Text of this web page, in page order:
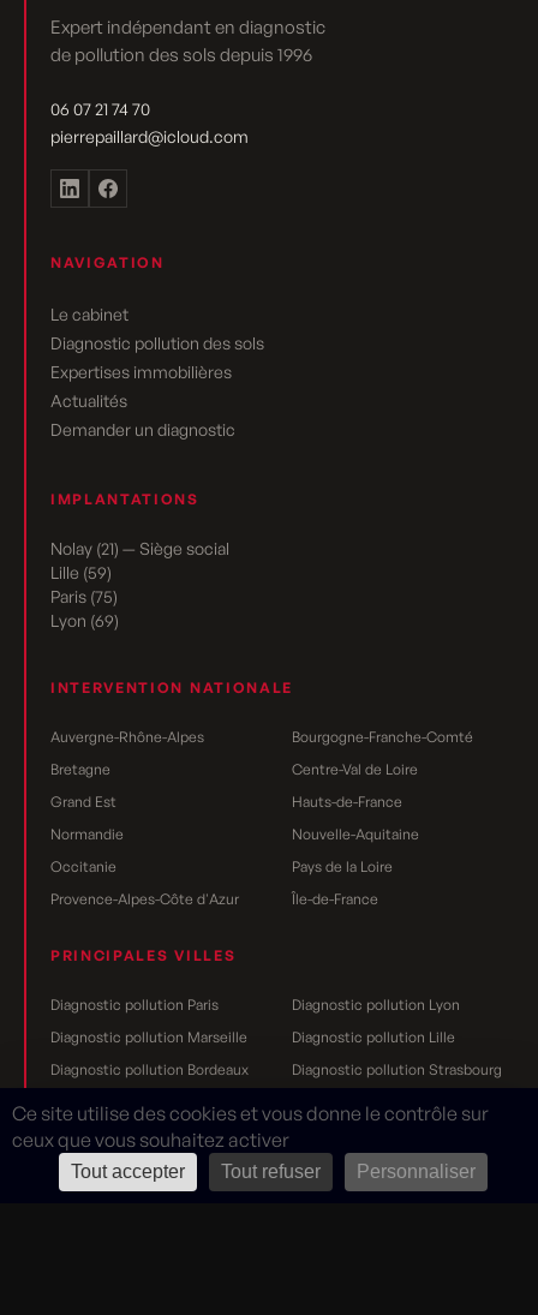
Expert indépendant en diagnostic
de pollution des sols depuis 1996
06 07 21 74 70
pierrepaillard@icloud.com
NAVIGATION
Le cabinet
Diagnostic pollution des sols
Expertises immobilières
Actualités
Demander un diagnostic
IMPLANTATIONS
Nolay (21) — Siège social
Lille (59)
Paris (75)
Lyon (69)
INTERVENTION NATIONALE
Auvergne-Rhône-Alpes
Bourgogne-Franche-Comté
Bretagne
Centre-Val de Loire
Grand Est
Hauts-de-France
Normandie
Nouvelle-Aquitaine
Occitanie
Pays de la Loire
Provence-Alpes-Côte d'Azur
Île-de-France
PRINCIPALES VILLES
Diagnostic pollution Paris
Diagnostic pollution Lyon
Diagnostic pollution Marseille
Diagnostic pollution Lille
Diagnostic pollution Bordeaux
Diagnostic pollution Strasbourg
Diagnostic pollution Nantes
Diagnostic pollution Toulouse
Diagnostic pollution Grenoble
Diagnostic pollution Dijon
Diagnostic pollution Reims
Ce site utilise des cookies et vous donne le contrôle sur
ceux que vous souhaitez activer
Tout accepter Tout refuser Personnaliser